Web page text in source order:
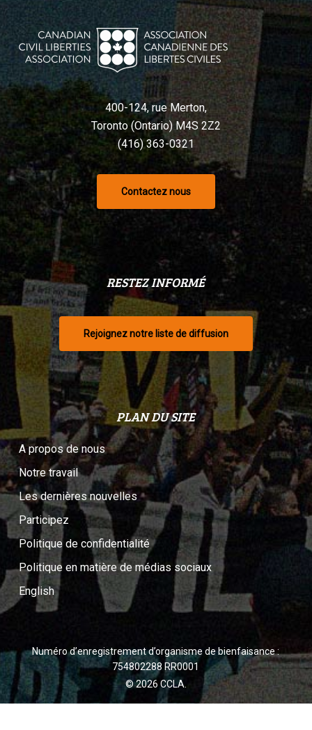
400-124, rue Merton,
Toronto (Ontario) M4S 2Z2
(416) 363-0321
Contactez nous
RESTEZ INFORMÉ
Rejoignez notre liste de diffusion
PLAN DU SITE
A propos de nous
Notre travail
Les dernières nouvelles
Participez
Politique de confidentialité
Politique en matière de médias sociaux
English
Numéro d’enregistrement d’organisme de bienfaisance :
754802288 RR0001
© 2026 CCLA.